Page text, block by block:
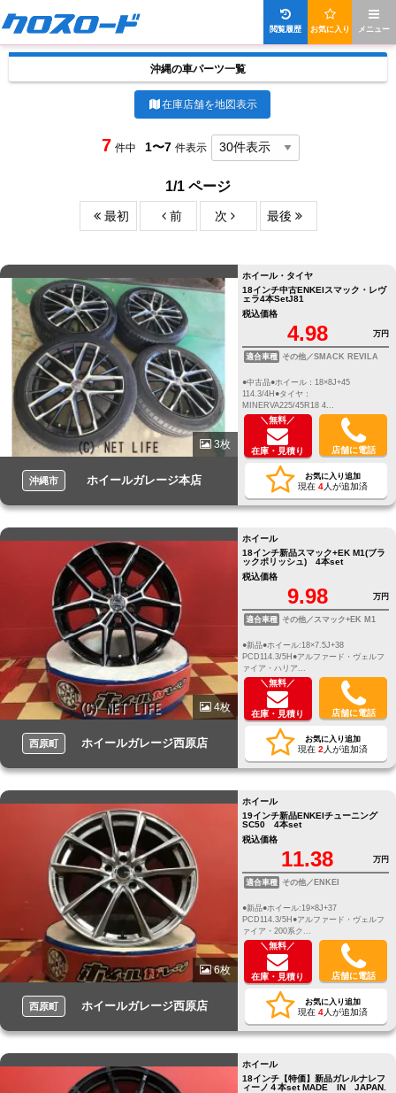
メニュー
お気に入り
閲覧履歴
沖縄の車パーツ一覧
在庫店舗を地図表示
7 件中 1〜7 件表示
1/1 ページ
最初 前 次 最後
3枚
沖縄市 ホイールガレージ本店
ホイール・タイヤ
18インチ中古ENKEIスマック・レヴ
ェラ4本SetJ81
税込価格
4.98 万円
適合車種 その他／SMACK REVILA
●中古品●ホイール：18×8J+45
114.3/4H●タイヤ：
MINERVA225/45R18 4...
＼無料／
在庫・見積り 店舗に電話
お気に入り追加
現在 4人が追加済
4枚
西原町 ホイールガレージ西原店
ホイール
18インチ新品スマック+EK M1(ブラ
ックポリッシュ) 4本set
税込価格
9.98 万円
適合車種 その他／スマック+EK M1
●新品●ホイール:18×7.5J+38
PCD114.3/5H●アルファード・ヴェルフ
ァイア・ハリア...
＼無料／
在庫・見積り 店舗に電話
お気に入り追加
現在 2 人が追加済
6枚
西原町 ホイールガレージ西原店
ホイール
19インチ新品ENKEIチューニング
SC50 4本set
税込価格
11.38 万円
適合車種 その他／ENKEI
●新品●ホイール:19×8J+37
PCD114.3/5H●アルファード・ヴェルフ
ァイア・200系ク...
＼無料／
在庫・見積り 店舗に電話
お気に入り追加
現在 4人が追加済
ホイール
18インチ【特価】新品ガレルナレフ
ィーノ４本set MADE IN JAPAN.